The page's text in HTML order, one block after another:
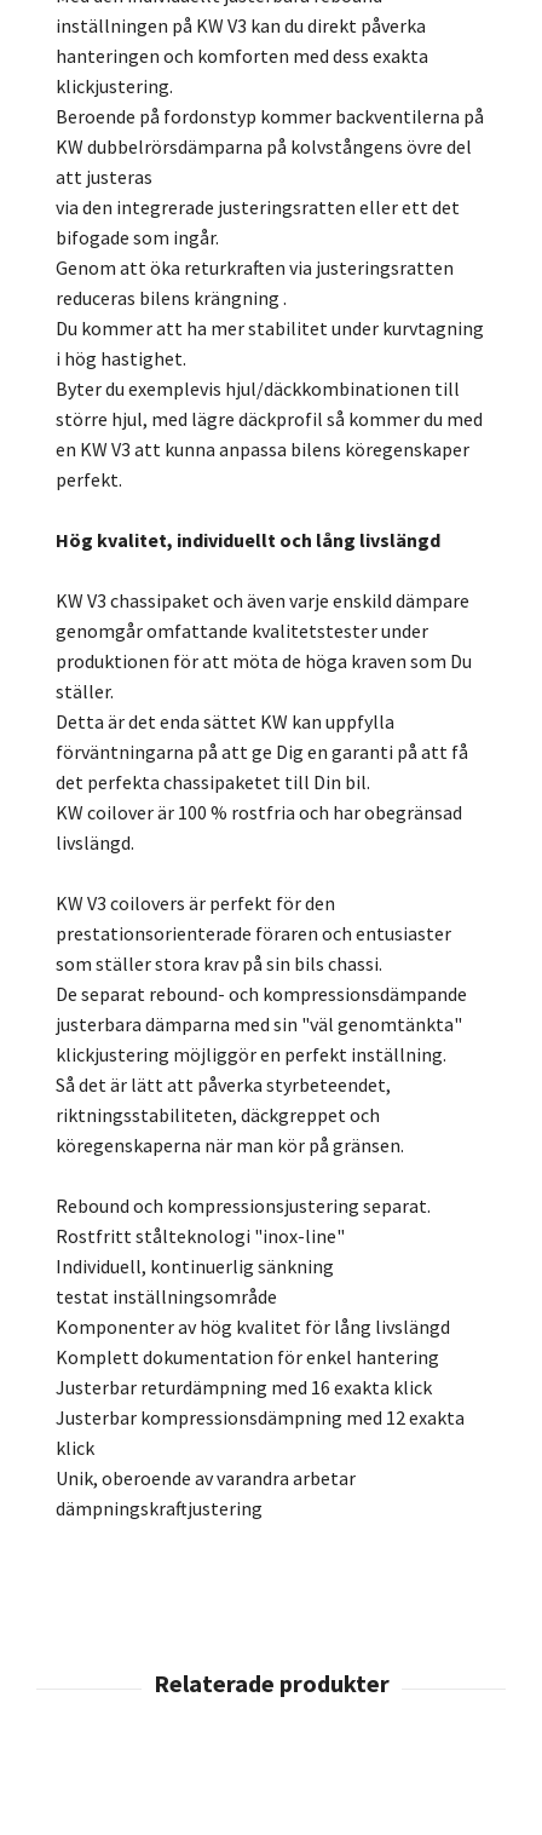
inställningen på KW V3 kan du direkt påverka
hanteringen och komforten med dess exakta
klickjustering.
Beroende på fordonstyp kommer backventilerna på
KW dubbelrörsdämparna på kolvstångens övre del
att justeras
via den integrerade justeringsratten eller ett det
bifogade som ingår.
Genom att öka returkraften via justeringsratten
reduceras bilens krängning .
Du kommer att ha mer stabilitet under kurvtagning
i hög hastighet.
Byter du exemplevis hjul/däckkombinationen till
större hjul, med lägre däckprofil så kommer du med
en KW V3 att kunna anpassa bilens köregenskaper
perfekt.
Hög kvalitet, individuellt och lång livslängd
KW V3 chassipaket och även varje enskild dämpare
genomgår omfattande kvalitetstester under
produktionen för att möta de höga kraven som Du
ställer.
Detta är det enda sättet KW kan uppfylla
förväntningarna på att ge Dig en garanti på att få
det perfekta chassipaketet till Din bil.
KW coilover är 100 % rostfria och har obegränsad
livslängd.
KW V3 coilovers är perfekt för den
prestationsorienterade föraren och entusiaster
som ställer stora krav på sin bils chassi.
De separat rebound- och kompressionsdämpande
justerbara dämparna med sin "väl genomtänkta"
klickjustering möjliggör en perfekt inställning.
Så det är lätt att påverka styrbeteendet,
riktningsstabiliteten, däckgreppet och
köregenskaperna när man kör på gränsen.
Rebound och kompressionsjustering separat.
Rostfritt stålteknologi "inox-line"
Individuell, kontinuerlig sänkning
testat inställningsområde
Komponenter av hög kvalitet för lång livslängd
Komplett dokumentation för enkel hantering
Justerbar returdämpning med 16 exakta klick
Justerbar kompressionsdämpning med 12 exakta
klick
Unik, oberoende av varandra arbetar
dämpningskraftjustering